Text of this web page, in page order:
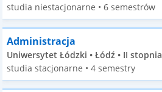
studia niestacjonarne • 6 semestrów
Administracja
Uniwersytet Łódzki • Łódź • II stopnia
studia stacjonarne • 4 semestry